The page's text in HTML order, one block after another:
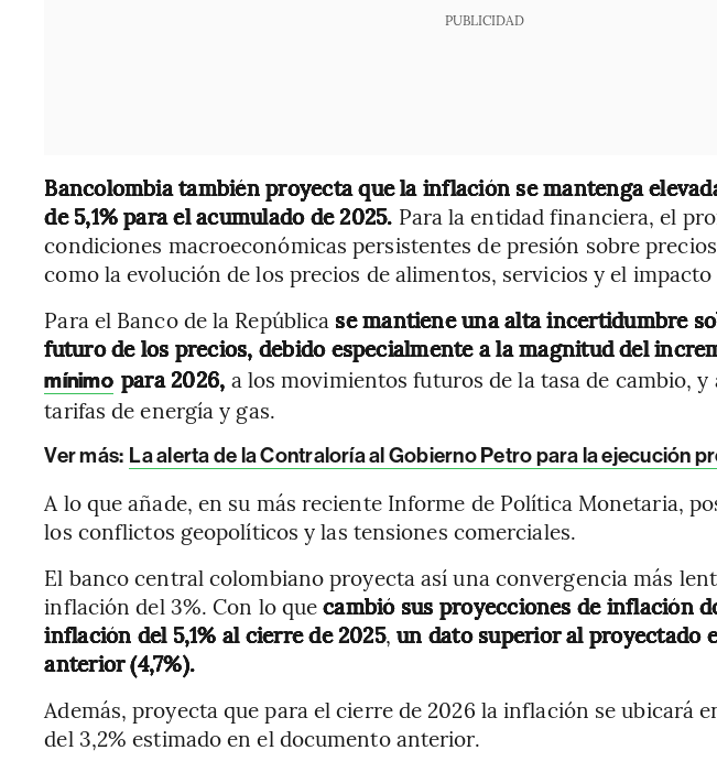
PUBLICIDAD
Bancolombia también proyecta que la inflación se mantenga
de 5,1% para el acumulado de 2025. Para la entidad financiera, el
condiciones macroeconómicas persistentes de presión sobre
como la evolución de los precios de alimentos, servicios y el
Para el Banco de la República se mantiene una alta incertidumbre
futuro de los precios, debido especialmente a la magnitud del
mínimo para 2026, a los movimientos futuros de la tasa de cambio, y
tarifas de energía y gas.
Ver más: La alerta de la Contraloría al Gobierno Petro para la ejecución
A lo que añade, en su más reciente Informe de Política Monetaria,
los conflictos geopolíticos y las tensiones comerciales.
El banco central colombiano proyecta así una convergencia más
inflación del 3%. Con lo quecambió sus proyecciones de inflación
inflación del 5,1% al cierre de 2025,un dato superior al proyectado
anterior (4,7%).
Además, proyecta que para el cierre de 2026 la inflación se ubicará
del 3,2% estimado en el documento anterior.